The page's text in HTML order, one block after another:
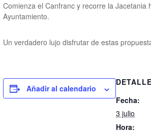
Comienza el Canfranc y recorre la
Ayuntamiento.
Un verdadero lujo disfrutar de estas
Añadir al calendario
Fecha:
3 julio
Hora: